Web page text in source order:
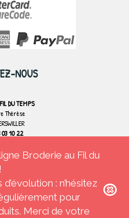
NOUS
DU TEMPS
Thérèse
03 10 22
Tous droits réservés
Broderie au Fil du
: n’hésitez
pour
Merci de votre